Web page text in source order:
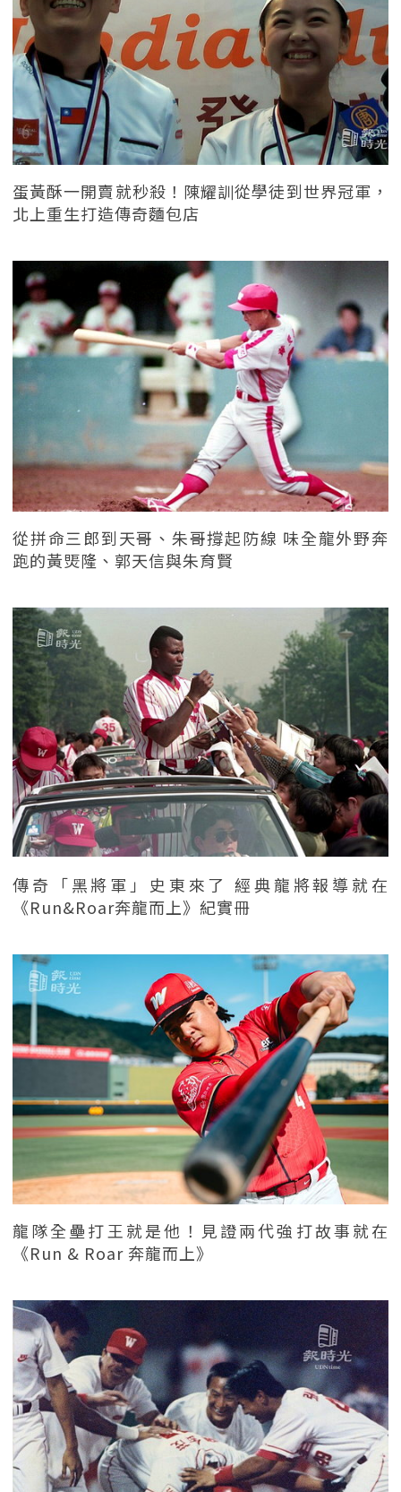
蛋黃酥一開賣就秒殺！陳耀訓從學徒到世界冠軍，
北上重生打造傳奇麵包店
從拼命三郎到天哥、朱哥撐起防線 味全龍外野奔
跑的黃煚隆、郭天信與朱育賢
傳奇「黑將軍」史東來了 經典龍將報導就在
《Run&Roar奔龍而上》紀實冊
龍隊全壘打王就是他！見證兩代強打故事就在
《Run & Roar 奔龍而上》